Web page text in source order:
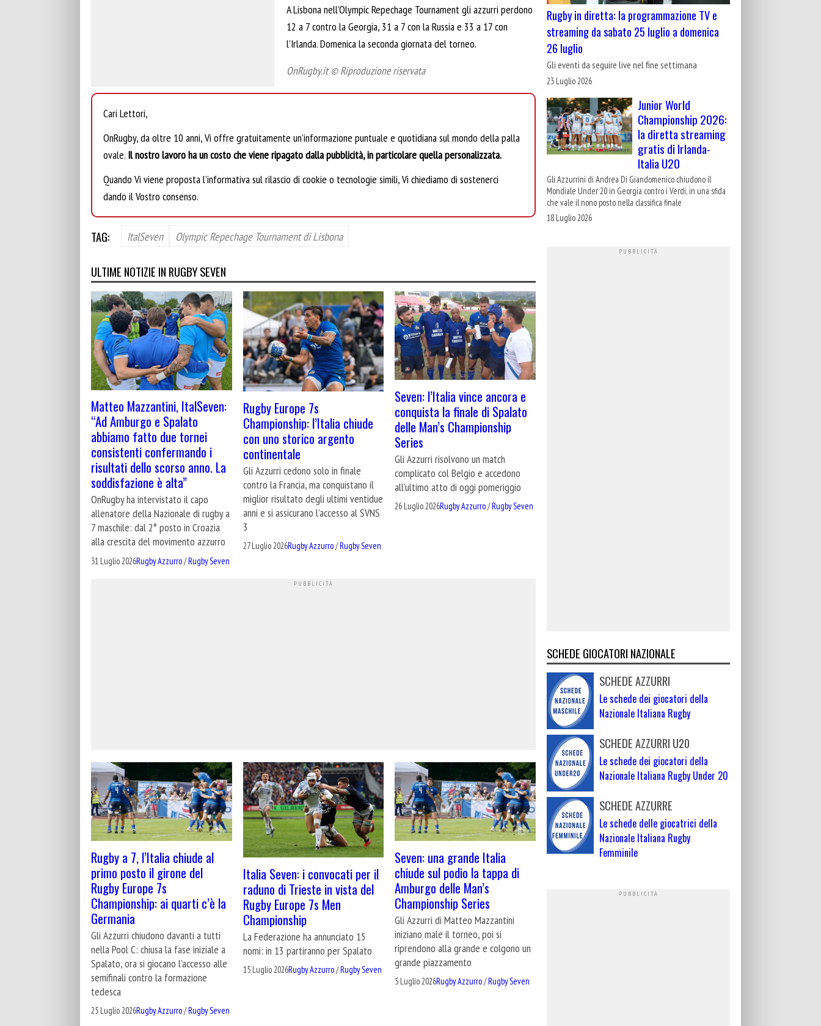
A Lisbona nell’Olympic Repechage Tournament gli azzurri perdono
12 a 7 contro la Georgia, 31 a 7 con la Russia e 33 a 17 con
l’Irlanda. Domenica la seconda giornata del torneo.
OnRugby.it © Riproduzione riservata
Cari Lettori,
OnRugby, da oltre 10 anni, Vi offre gratuitamente un’informazione puntuale e quotidiana sul mondo della palla
ovale. Il nostro lavoro ha un costo che viene ripagato dalla pubblicità, in particolare quella personalizzata.
Quando Vi viene proposta l’informativa sul rilascio di cookie o tecnologie simili, Vi chiediamo di sostenerci
dando il Vostro consenso.
TAG: ItalSeven Olympic Repechage Tournament di Lisbona
ULTIME NOTIZIE IN RUGBY SEVEN
Matteo Mazzantini, ItalSeven:
“Ad Amburgo e Spalato
abbiamo fatto due tornei
consistenti confermando i
risultati dello scorso anno. La
soddisfazione è alta”
OnRugby ha intervistato il capo
allenatore della Nazionale di rugby a
7 maschile: dal 2° posto in Croazia
alla crescita del movimento azzurro
31 Luglio 2026Rugby Azzurro/Rugby Seven
Rugby Europe 7s
Championship: l’Italia chiude
con uno storico argento
continentale
Gli Azzurri cedono solo in finale
contro la Francia, ma conquistano il
miglior risultato degli ultimi ventidue
anni e si assicurano l’accesso al SVNS
3
27 Luglio 2026Rugby Azzurro/Rugby Seven
Seven: l’Italia vince ancora e
conquista la finale di Spalato
delle Man’s Championship
Series
Gli Azzurri risolvono un match
complicato col Belgio e accedono
all'ultimo atto di oggi pomeriggio
26 Luglio 2026Rugby Azzurro/Rugby Seven
Rugby a 7, l’Italia chiude al
primo posto il girone del
Rugby Europe 7s
Championship: ai quarti c’è la
Germania
Gli Azzurri chiudono davanti a tutti
nella Pool C: chiusa la fase iniziale a
Spalato, ora si giocano l’accesso alle
semifinali contro la formazione
tedesca
25 Luglio 2026Rugby Azzurro/Rugby Seven
Italia Seven: i convocati per il
raduno di Trieste in vista del
Rugby Europe 7s Men
Championship
La Federazione ha annunciato 15
nomi: in 13 partiranno per Spalato
15 Luglio 2026Rugby Azzurro/Rugby Seven
Seven: una grande Italia
chiude sul podio la tappa di
Amburgo delle Man’s
Championship Series
Gli Azzurri di Matteo Mazzantini
iniziano male il torneo, poi si
riprendono alla grande e colgono un
grande piazzamento
5 Luglio 2026Rugby Azzurro/Rugby Seven
Rugby in diretta: la programmazione TV e
streaming da sabato 25 luglio a domenica
26 luglio
Gli eventi da seguire live nel fine settimana
23 Luglio 2026
Junior World
Championship 2026:
la diretta streaming
gratis di Irlanda-
Italia U20
Gli Azzurrini di Andrea Di Giandomenico chiudono il
Mondiale Under 20 in Georgia contro i Verdi, in una sfida
che vale il nono posto nella classifica finale
18 Luglio 2026
SCHEDE GIOCATORI NAZIONALE
SCHEDE AZZURRI
Le schede dei giocatori della
Nazionale Italiana Rugby
SCHEDE AZZURRI U20
Le schede dei giocatori della
Nazionale Italiana Rugby Under 20
SCHEDE AZZURRE
Le schede delle giocatrici della
Nazionale Italiana Rugby
Femminile